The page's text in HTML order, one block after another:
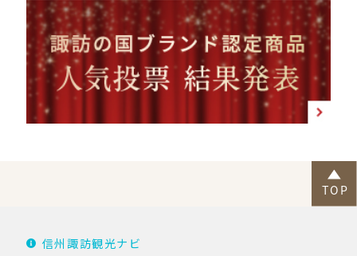
信州諏訪観光ナビ